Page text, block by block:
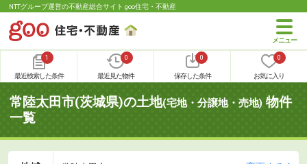
NTTグループ運営の不動産総合サイト goo住宅・不動産
1
最近検索した条件
0
最近見た物件
0
保存した条件
0
お気に入り
常陸太田市(茨城県)の土地(宅地・分譲地・売地) 物件
一覧